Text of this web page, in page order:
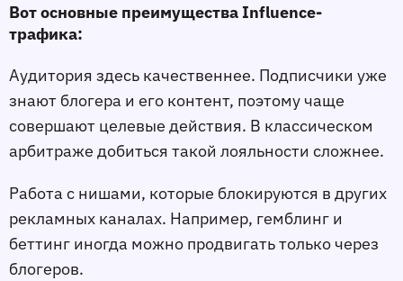
Вот основные преимущества Influence-
трафика:
Аудитория здесь качественнее. Подписчики уже
знают блогера и его контент, поэтому чаще
совершают целевые действия. В классическом
арбитраже добиться такой лояльности сложнее.
Работа с нишами, которые блокируются в других
рекламных каналах. Например, гемблинг и
беттинг иногда можно продвигать только через
блогеров.